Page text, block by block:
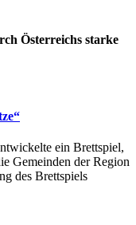
Österreichs starke
ein Brettspiel,
Gemeinden der Region
des Brettspiels